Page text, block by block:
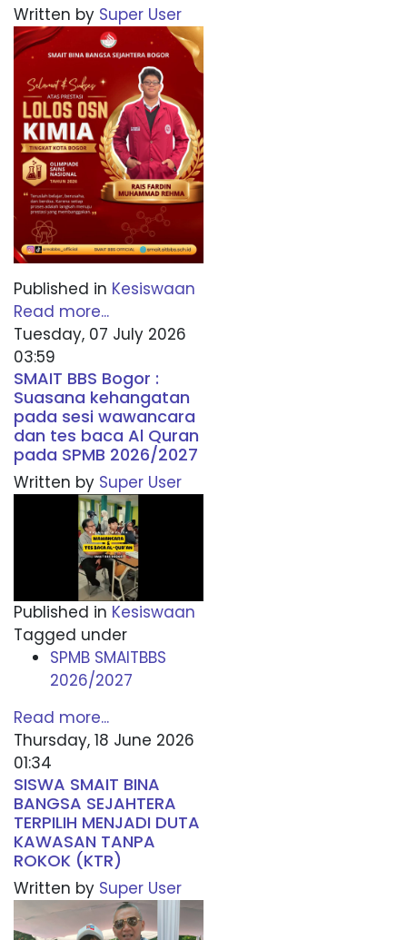
Written by Super User
Published in Kesiswaan
Read more...
Tuesday, 07 July 2026
03:59
SMAIT BBS Bogor :
Suasana kehangatan
pada sesi wawancara
dan tes baca Al Quran
pada SPMB 2026/2027
Written by Super User
Published in Kesiswaan
Tagged under
SPMB SMAITBBS
2026/2027
Read more...
Thursday, 18 June 2026
01:34
SISWA SMAIT BINA
BANGSA SEJAHTERA
TERPILIH MENJADI DUTA
KAWASAN TANPA
ROKOK (KTR)
Written by Super User